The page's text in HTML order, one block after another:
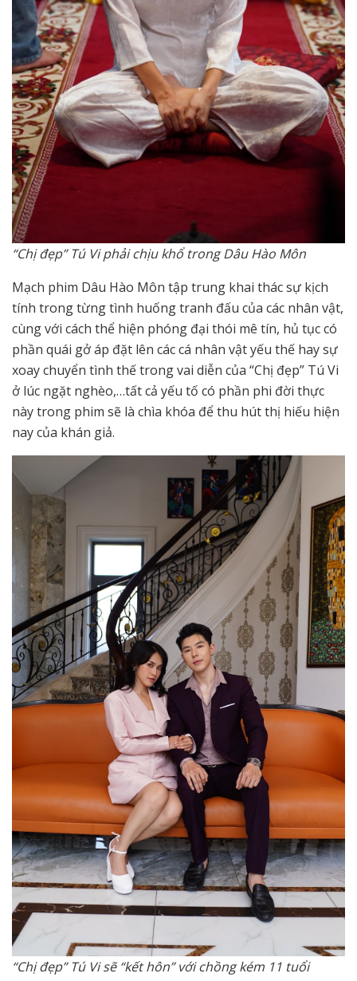
“Chị đẹp” Tú Vi phải chịu khổ trong Dâu Hào Môn
Mạch phim Dâu Hào Môn tập trung khai thác sự kịch
tính trong từng tình huống tranh đấu của các nhân vật,
cùng với cách thể hiện phóng đại thói mê tín, hủ tục có
phần quái gở áp đặt lên các cá nhân vật yếu thế hay sự
xoay chuyển tình thế trong vai diễn của “Chị đẹp” Tú Vi
ở lúc ngặt nghèo,…tất cả yếu tố có phần phi đời thực
này trong phim sẽ là chìa khóa để thu hút thị hiếu hiện
nay của khán giả.
“Chị đẹp” Tú Vi sẽ “kết hôn” với chồng kém 11 tuổi